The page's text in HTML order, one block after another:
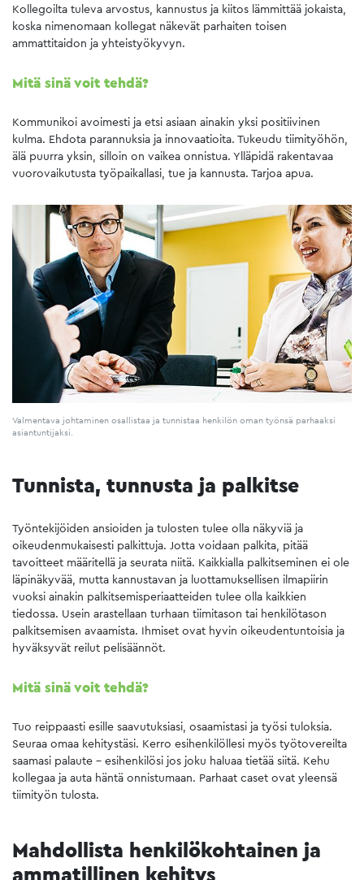
Kollegoilta tuleva arvostus, kannustus ja kiitos lämmittää jokaista,
koska nimenomaan kollegat näkevät parhaiten toisen
ammattitaidon ja yhteistyökyvyn.
Mitä sinä voit tehdä?
Kommunikoi avoimesti ja etsi asiaan ainakin yksi positiivinen
kulma. Ehdota parannuksia ja innovaatioita. Tukeudu tiimityöhön,
älä puurra yksin, silloin on vaikea onnistua. Ylläpidä rakentavaa
vuorovaikutusta työpaikallasi, tue ja kannusta. Tarjoa apua.
Valmentava johtaminen osallistaa ja tunnistaa henkilön oman työnsä parhaaksi
asiantuntijaksi.
Tunnista, tunnusta ja palkitse
Työntekijöiden ansioiden ja tulosten tulee olla näkyviä ja
oikeudenmukaisesti palkittuja. Jotta voidaan palkita, pitää
tavoitteet määritellä ja seurata niitä. Kaikkialla palkitseminen ei ole
läpinäkyvää, mutta kannustavan ja luottamuksellisen ilmapiirin
vuoksi ainakin palkitsemisperiaatteiden tulee olla kaikkien
tiedossa. Usein arastellaan turhaan tiimitason tai henkilötason
palkitsemisen avaamista. Ihmiset ovat hyvin oikeudentuntoisia ja
hyväksyvät reilut pelisäännöt.
Mitä sinä voit tehdä?
Tuo reippaasti esille saavutuksiasi, osaamistasi ja työsi tuloksia.
Seuraa omaa kehitystäsi. Kerro esihenkilöllesi myös työtovereilta
saamasi palaute – esihenkilösi jos joku haluaa tietää siitä. Kehu
kollegaa ja auta häntä onnistumaan. Parhaat caset ovat yleensä
tiimityön tulosta.
Mahdollista henkilökohtainen ja
ammatillinen kehitys